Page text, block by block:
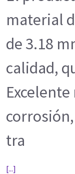
material
de 3.18
calidad,
tra
[...]